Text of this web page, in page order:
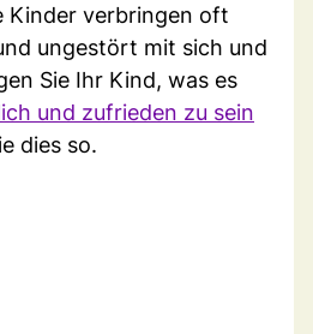
Kinder verbringen oft
ungestört mit sich und
Sie Ihr Kind, was es
und zufrieden zu sein
dies so.